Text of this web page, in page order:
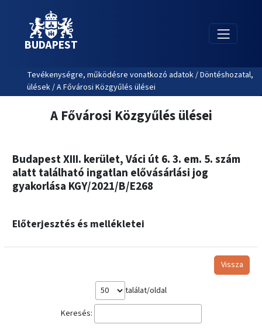
BUDAPEST
Tevékenységre, működésre vonatkozó adatok / Döntéshozatal,
ülések / A Fővárosi Közgyűlés ülései
A Fővárosi Közgyűlés ülései
Budapest XIII. kerület, Váci út 6. 3. em. 5. szám
alatt található ingatlan elővásárlási jog
gyakorlása KGY/2021/B/E268
Előterjesztés és mellékletei
Vissza
találat/oldal
Keresés: